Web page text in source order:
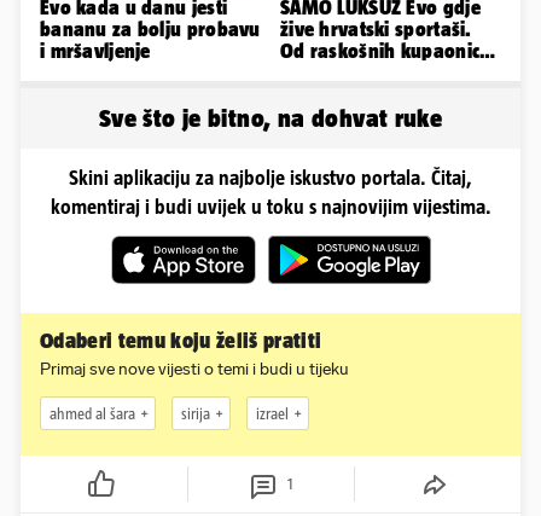
Evo kada u danu jesti
bananu za bolju probavu
i mršavljenje
SAMO LUKSUZ Evo gdje
žive hrvatski sportaši.
Od raskošnih kupaonica
Sve što je bitno, na dohvat ruke
Skini aplikaciju za najbolje iskustvo portala. Čitaj,
komentiraj i budi uvijek u toku s najnovijim vijestima.
Odaberi temu koju želiš pratiti
Primaj sve nove vijesti o temi i budi u tijeku
ahmed al šara sirija izrael
1